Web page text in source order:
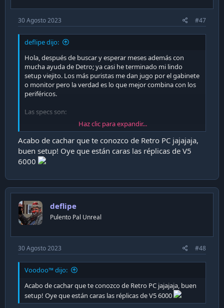
30 Agosto 2023 #47
deflipe dijo:
Hola, después de buscar y esperar meses además con
mucha ayuda de Detro; ya casi he terminado mi lindo
setup viejito. Los más puristas me dan jugo por el gabinete
o monitor pero la verdad es lo que mejor combina con los
periféricos.
Las specs son:
- Placa Madre Soyo 7BVA133-A
- Pentium 3 a 1GHz
- SoundBlaster AWE64 ISA
- 1GB RAM Kingston (512x2)
- 3DFX Voodoo 3
- X3 Tarjetas PCI USB 2.0
- Gabinete Zalman Z9
Periféricos:
- Microsoft Sidewinder Force Feedback 2
- Microsoft Sidewinder Precisión 2
- Microsoft Sidewinder Precisión Racing Wheel
- Microsoft Sidewinder Play GamePad
- Microsoft Sidewinder Strategic Commander
- Microsoft Sidewinder Game Voice
- Microsoft Ergonómic Natural Keyboard
- Mouse Ramdom Lenovo Ideapad
Haz clic para expandir...
Acabo de cachar que te conozco de Retro PC jajajaja,
buen setup! Oye que están caras las réplicas de V5
6000
deflipe
Pulento Pal Unreal
30 Agosto 2023 #48
Voodoo™ dijo:
Acabo de cachar que te conozco de Retro PC jajajaja, buen
setup! Oye que están caras las réplicas de V5 6000